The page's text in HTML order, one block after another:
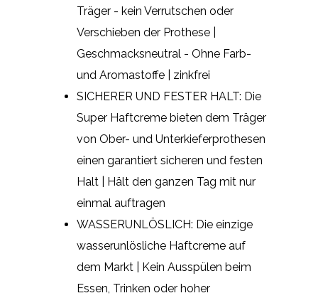
Träger - kein Verrutschen oder
Verschieben der Prothese |
Geschmacksneutral - Ohne Farb-
und Aromastoffe | zinkfrei
SICHERER UND FESTER HALT: Die
Super Haftcreme bieten dem Träger
von Ober- und Unterkieferprothesen
einen garantiert sicheren und festen
Halt | Hält den ganzen Tag mit nur
einmal auftragen
WASSERUNLÖSLICH: Die einzige
wasserunlösliche Haftcreme auf
dem Markt | Kein Ausspülen beim
Essen, Trinken oder hoher